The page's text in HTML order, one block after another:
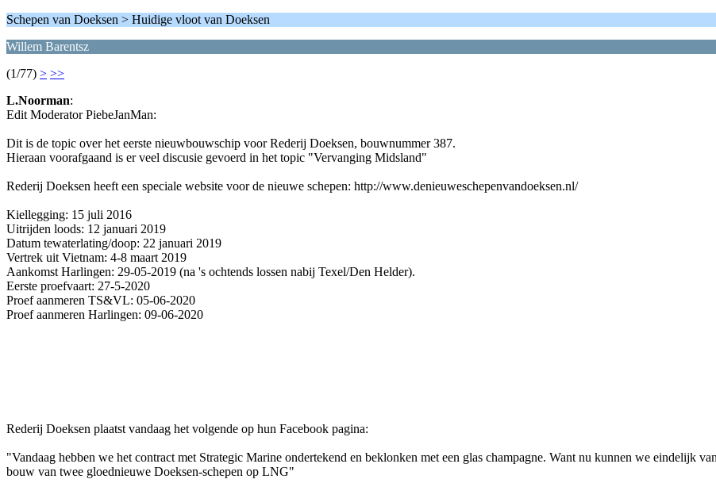
Schepen van Doeksen > Huidige vloot van Doeksen
Willem Barentsz
(1/77) > >>
L.Noorman:
Edit Moderator PiebeJanMan:
Dit is de topic over het eerste nieuwbouwschip voor Rederij Doeksen, bouwnummer 387.
Hieraan voorafgaand is er veel discusie gevoerd in het topic "Vervanging Midsland"
Rederij Doeksen heeft een speciale website voor de nieuwe schepen: http://www.denieuweschepenvandoeksen.nl/
Kiellegging: 15 juli 2016
Uitrijden loods: 12 januari 2019
Datum tewaterlating/doop: 22 januari 2019
Vertrek uit Vietnam: 4-8 maart 2019
Aankomst Harlingen: 29-05-2019 (na 's ochtends lossen nabij Texel/Den Helder).
Eerste proefvaart: 27-5-2020
Proef aanmeren TS&VL: 05-06-2020
Proef aanmeren Harlingen: 09-06-2020
Rederij Doeksen plaatst vandaag het volgende op hun Facebook pagina:
"Vandaag hebben we het contract met Strategic Marine ondertekend en beklonken met een glas champagne. Want nu kunnen we eindelijk
bouw van twee gloednieuwe Doeksen-schepen op LNG"